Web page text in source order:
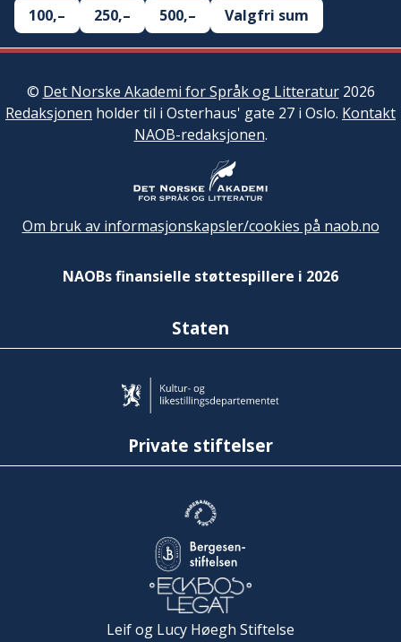
100,–
250,– 500,– Valgfri sum
© Det Norske Akademi for Språk og Litteratur2026
Redaksjonen holder til i Osterhaus' gate 27 i Oslo. Kontakt
NAOB-redaksjonen.
Om bruk av informasjonskapsler/cookies på naob.no
NAOBs finansielle støttespillere i 2026
Staten
Private stiftelser
Leif og Lucy Høegh Stiftelse